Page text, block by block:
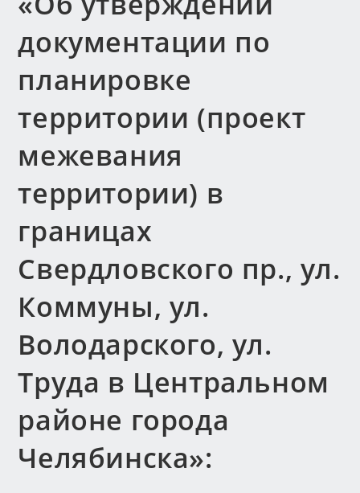
документации по
планировке
территории (проект
межевания
территории) в
границах
Свердловского пр., ул.
Коммуны, ул.
Володарского, ул.
Труда в Центральном
районе города
Челябинска»: